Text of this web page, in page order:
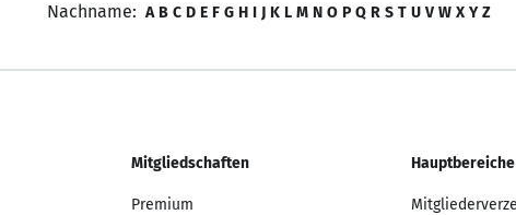
Nachname: A B C D E F G H I J K L M N O P Q R S T U V W X Y Z
Mitgliedschaften
Premium
Hauptbereiche